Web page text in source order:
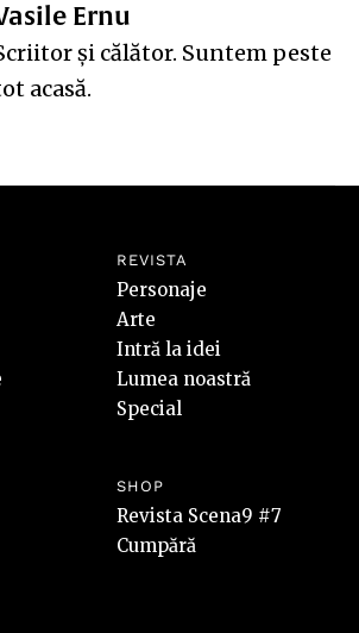
Ernu
și călător. Suntem peste
acasă.
REVISTA
Personaje
Arte
Intră la idei
Lumea noastră
Special
SHOP
Revista Scena9 #7
Cumpără